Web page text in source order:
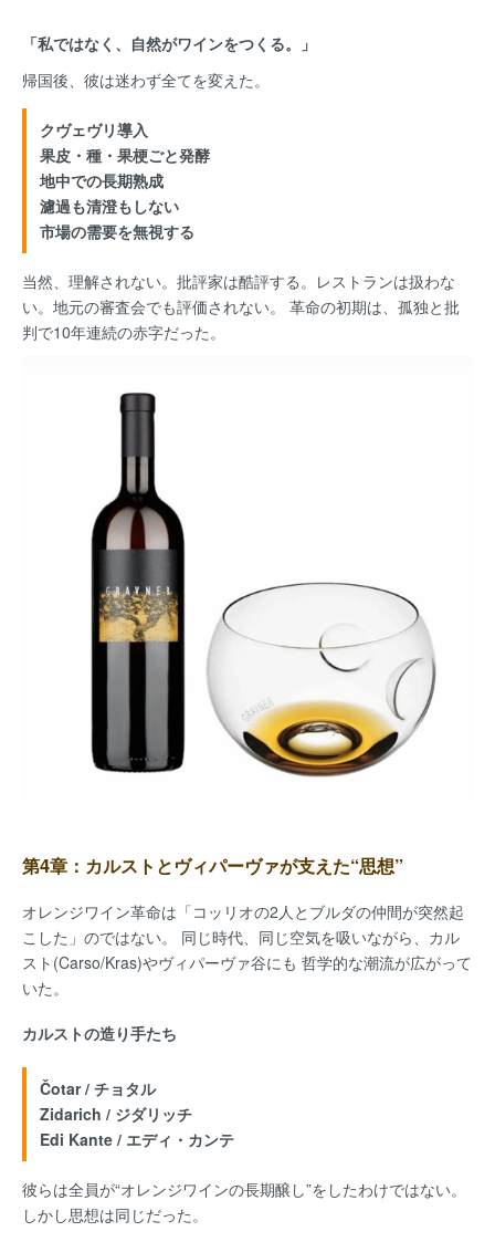
「私ではなく、自然がワインをつくる。」
帰国後、彼は迷わず全てを変えた。
クヴェヴリ導入
果皮・種・果梗ごと発酵
地中での長期熟成
濾過も清澄もしない
市場の需要を無視する
当然、理解されない。批評家は酷評する。レストランは扱わな
い。地元の審査会でも評価されない。 革命の初期は、孤独と批
判で10年連続の赤字だった。
第4章：カルストとヴィパーヴァが支えた“思想”
オレンジワイン革命は「コッリオの2人とブルダの仲間が突然起
こした」のではない。 同じ時代、同じ空気を吸いながら、カル
スト(Carso/Kras)やヴィパーヴァ谷にも 哲学的な潮流が広がって
いた。
カルストの造り手たち
Čotar / チョタル
Zidarich / ジダリッチ
Edi Kante / エディ・カンテ
彼らは全員が“オレンジワインの長期醸し”をしたわけではない。
しかし思想は同じだった。